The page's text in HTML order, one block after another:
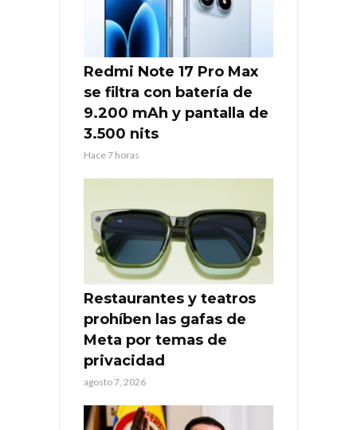
Redmi Note 17 Pro Max
se filtra con batería de
9.200 mAh y pantalla de
3.500 nits
Hace 7 horas
Restaurantes y teatros
prohíben las gafas de
Meta por temas de
privacidad
agosto 7, 2026